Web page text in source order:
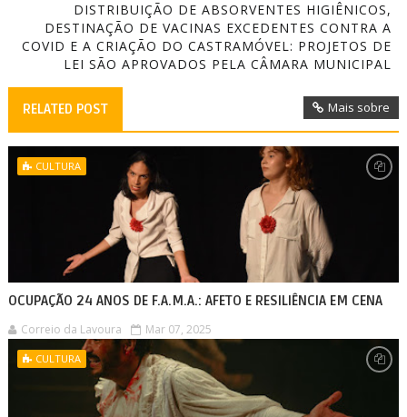
DISTRIBUIÇÃO DE ABSORVENTES HIGIÊNICOS,
DESTINAÇÃO DE VACINAS EXCEDENTES CONTRA A
COVID E A CRIAÇÃO DO CASTRAMÓVEL: PROJETOS DE
LEI SÃO APROVADOS PELA CÂMARA MUNICIPAL
RELATED POST Mais sobre
CULTURA
OCUPAÇÃO 24 ANOS DE F.A.M.A.: AFETO E RESILIÊNCIA EM CENA
Correio da Lavoura Mar 07, 2025
CULTURA